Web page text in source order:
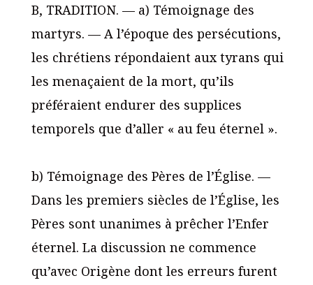
B, TRADITION. — a) Témoignage des
martyrs. — A l’époque des persécutions,
les chrétiens répondaient aux tyrans qui
les menaçaient de la mort, qu’ils
préféraient endurer des supplices
temporels que d’aller « au feu éternel ».
b) Témoignage des Pères de l’Église. —
Dans les premiers siècles de l’Église, les
Pères sont unanimes à prêcher l’Enfer
éternel. La discussion ne commence
qu’avec Origène dont les erreurs furent